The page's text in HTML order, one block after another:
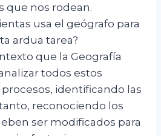
que nos rodean.
usa el geógrafo para
ardua tarea?
que la Geografía
todos estos
identificando las
reconociendo los
ser modificados para